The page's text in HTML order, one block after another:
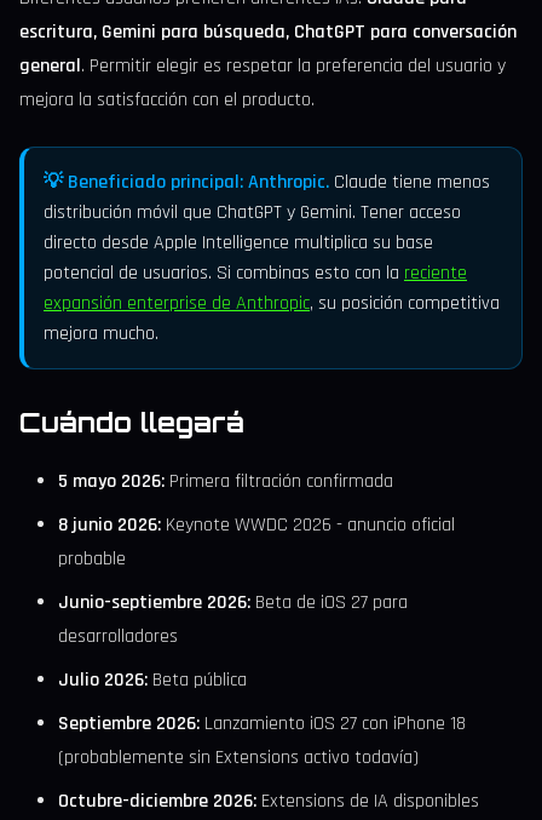
escritura, Gemini para búsqueda, ChatGPT para conversación
general. Permitir elegir es respetar la preferencia del usuario y
mejora la satisfacción con el producto.
💡 Beneficiado principal: Anthropic. Claude tiene menos
distribución móvil que ChatGPT y Gemini. Tener acceso
directo desde Apple Intelligence multiplica su base
potencial de usuarios. Si combinas esto con la reciente
expansión enterprise de Anthropic, su posición competitiva
mejora mucho.
Cuándo llegará
5 mayo 2026: Primera filtración confirmada
8 junio 2026: Keynote WWDC 2026 - anuncio oficial
probable
Junio-septiembre 2026: Beta de iOS 27 para
desarrolladores
Julio 2026: Beta pública
Septiembre 2026: Lanzamiento iOS 27 con iPhone 18
(probablemente sin Extensions activo todavía)
Octubre-diciembre 2026: Extensions de IA disponibles